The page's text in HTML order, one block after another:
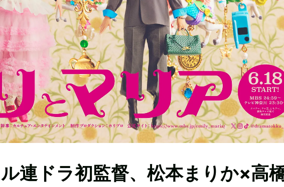
連ドラ初監督、松本まりか×高